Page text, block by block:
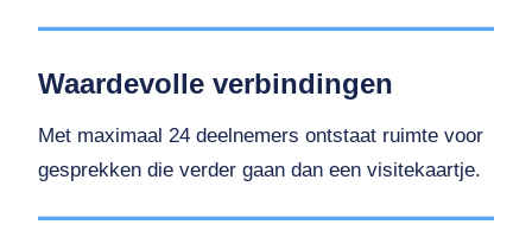
Waardevolle verbindingen
Met maximaal 24 deelnemers ontstaat ruimte voor
gesprekken die verder gaan dan een visitekaartje.